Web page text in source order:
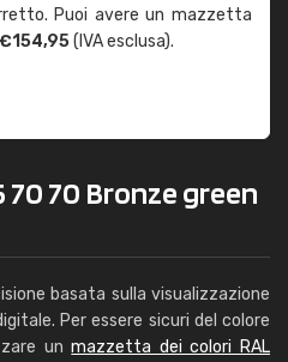
Puoi avere un mazzetta
(IVA esclusa).
70 70 Bronze green
basata sulla visualizzazione
Per essere sicuri del colore
unmazzetta dei colori RAL